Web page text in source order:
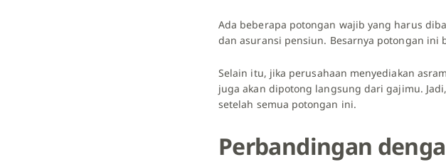
Ada beberapa potongan wajib yang harus
dan asuransi pensiun. Besarnya potongan ini
Selain itu, jika perusahaan menyediakan
juga akan dipotong langsung dari gajimu.
setelah semua potongan ini.
Perbandingan